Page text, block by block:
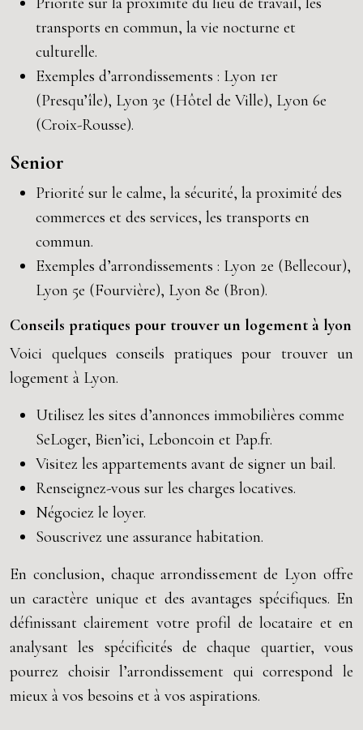
transports en commun, la vie nocturne et
culturelle.
Exemples d’arrondissements : Lyon 1er
(Presqu’île), Lyon 3e (Hôtel de Ville), Lyon 6e
(Croix-Rousse).
Senior
Priorité sur le calme, la sécurité, la proximité des
commerces et des services, les transports en
commun.
Exemples d’arrondissements : Lyon 2e (Bellecour),
Lyon 5e (Fourvière), Lyon 8e (Bron).
Conseils pratiques pour trouver un logement à lyon
Voici quelques conseils pratiques pour trouver un
logement à Lyon.
Utilisez les sites d’annonces immobilières comme
SeLoger, Bien’ici, Leboncoin et Pap.fr.
Visitez les appartements avant de signer un bail.
Renseignez-vous sur les charges locatives.
Négociez le loyer.
Souscrivez une assurance habitation.
En conclusion, chaque arrondissement de Lyon offre
un caractère unique et des avantages spécifiques. En
définissant clairement votre profil de locataire et en
analysant les spécificités de chaque quartier, vous
pourrez choisir l’arrondissement qui correspond le
mieux à vos besoins et à vos aspirations.